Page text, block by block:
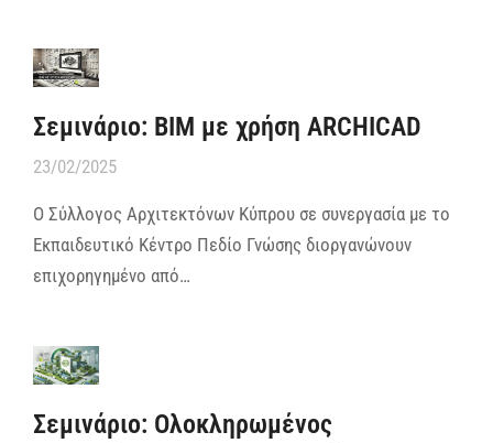
Σεμινάριο: BIM με χρήση ARCHICAD
23/02/2025
Ο Σύλλογος Αρχιτεκτόνων Κύπρου σε συνεργασία με το
Εκπαιδευτικό Κέντρο Πεδίο Γνώσης διοργανώνουν
επιχορηγημένο από…
Σεμινάριο: Ολοκληρωμένος